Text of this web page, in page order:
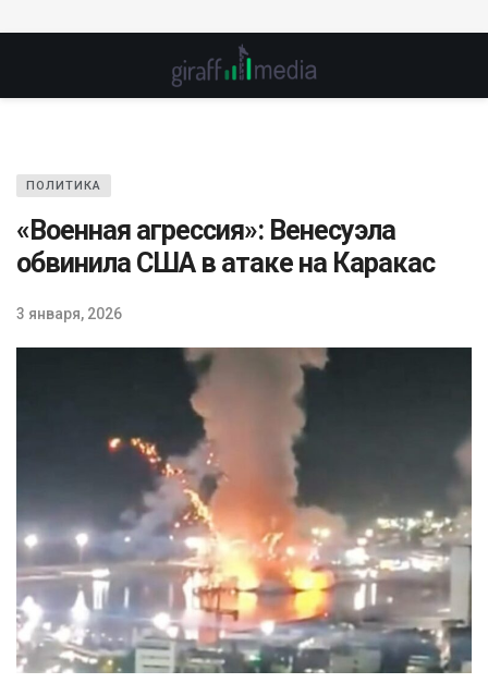
ПОЛИТИКА
«Военная агрессия»: Венесуэла
обвинила США в атаке на Каракас
3 января, 2026